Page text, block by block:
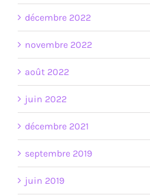
décembre 2022
novembre 2022
août 2022
juin 2022
décembre 2021
septembre 2019
juin 2019